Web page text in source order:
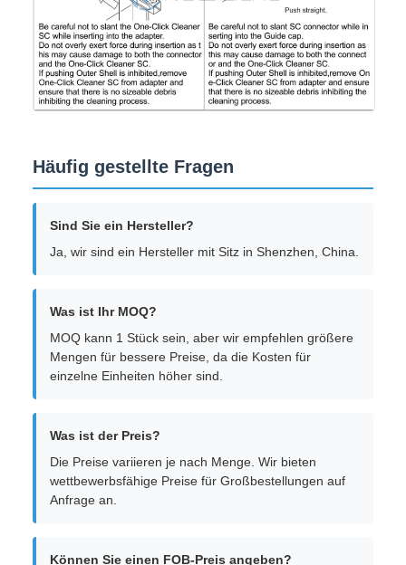
Häufig gestellte Fragen
Sind Sie ein Hersteller?
Ja, wir sind ein Hersteller mit Sitz in Shenzhen, China.
Was ist Ihr MOQ?
MOQ kann 1 Stück sein, aber wir empfehlen größere
Mengen für bessere Preise, da die Kosten für
einzelne Einheiten höher sind.
Was ist der Preis?
Die Preise variieren je nach Menge. Wir bieten
wettbewerbsfähige Preise für Großbestellungen auf
Anfrage an.
Können Sie einen FOB-Preis angeben?